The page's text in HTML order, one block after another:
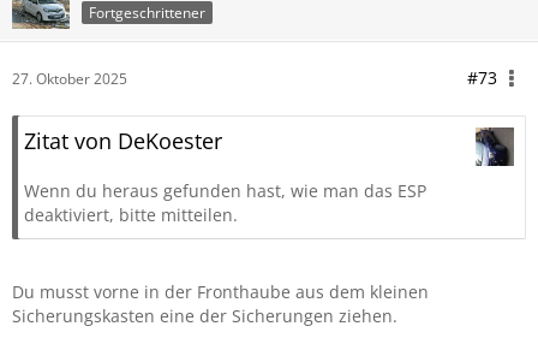
Fortgeschrittener
27. Oktober 2025 #73
Zitat von DeKoester
Wenn du heraus gefunden hast, wie man das ESP
deaktiviert, bitte mitteilen.
Du musst vorne in der Fronthaube aus dem kleinen
Sicherungskasten eine der Sicherungen ziehen.